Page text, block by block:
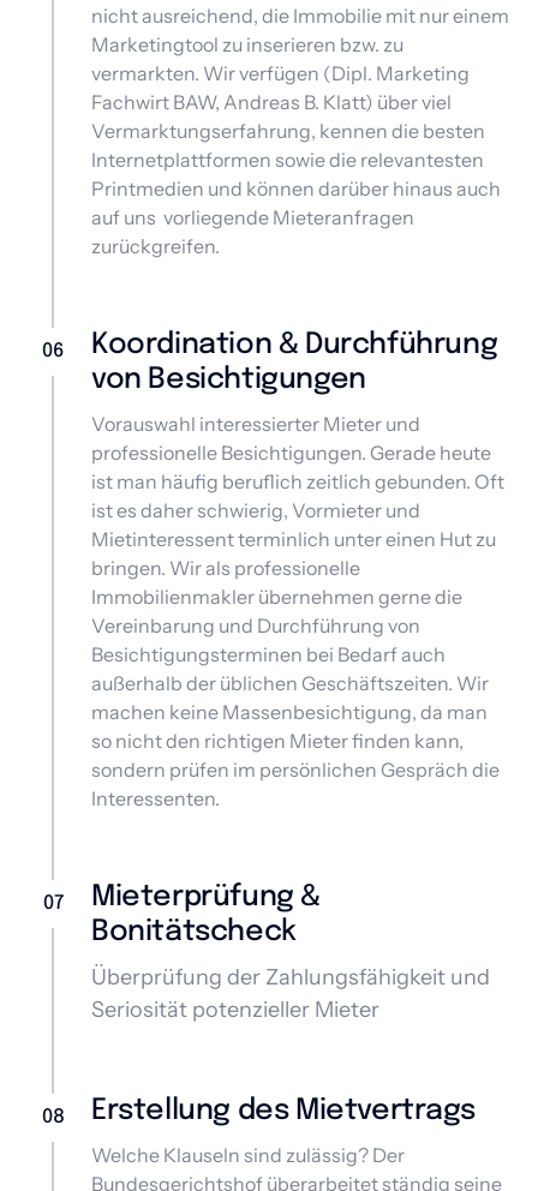
nicht ausreichend, die Immobilie mit nur einem
Marketingtool zu inserieren bzw. zu
vermarkten. Wir verfügen (Dipl. Marketing
Fachwirt BAW, Andreas B. Klatt) über viel
Vermarktungserfahrung, kennen die besten
Internetplattformen sowie die relevantesten
Printmedien und können darüber hinaus auch
auf uns  vorliegende Mieteranfragen
zurückgreifen.
06
Koordination & Durchführung
von Besichtigungen
Vorauswahl interessierter Mieter und
professionelle Besichtigungen. Gerade heute
ist man häufig beruflich zeitlich gebunden. Oft
ist es daher schwierig, Vormieter und
Mietinteressent terminlich unter einen Hut zu
bringen. Wir als professionelle
Immobilienmakler übernehmen gerne die
Vereinbarung und Durchführung von
Besichtigungsterminen bei Bedarf auch
außerhalb der üblichen Geschäftszeiten. Wir
machen keine Massenbesichtigung, da man
so nicht den richtigen Mieter finden kann,
sondern prüfen im persönlichen Gespräch die
Interessenten.
07
Mieterprüfung &
Bonitätscheck
Überprüfung der Zahlungsfähigkeit und
Seriosität potenzieller Mieter
08 Erstellung des Mietvertrags
Welche Klauseln sind zulässig? Der
Bundesgerichtshof überarbeitet ständig seine